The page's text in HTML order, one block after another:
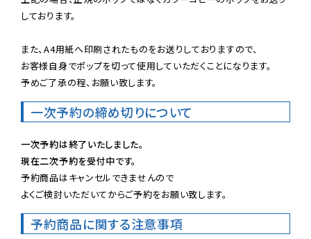
しております。
また、A4用紙へ印刷されたものをお送りしておりますので、
お客様自身でポップを切って使用していただくことになります。
予めご了承の程、お願い致します。
一次予約の締め切りについて
一次予約は終了いたしました。
現在二次予約を受付中です。
予約商品はキャンセルできませんので
よくご検討いただいてからご予約をお願い致します。
予約商品に関する注意事項